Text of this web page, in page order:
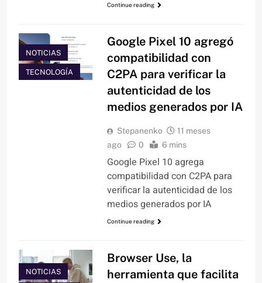
Continue reading
NOTICIAS
TECNOLOGÍA
Google Pixel 10 agregó
compatibilidad con
C2PA para verificar la
autenticidad de los
medios generados por IA
Stepanenko
11 meses
ago
0 6 mins
Google Pixel 10 agrega
compatibilidad con C2PA para
verificar la autenticidad de los
medios generados por IA
Continue reading
NOTICIAS
Browser Use, la
herramienta que facilita